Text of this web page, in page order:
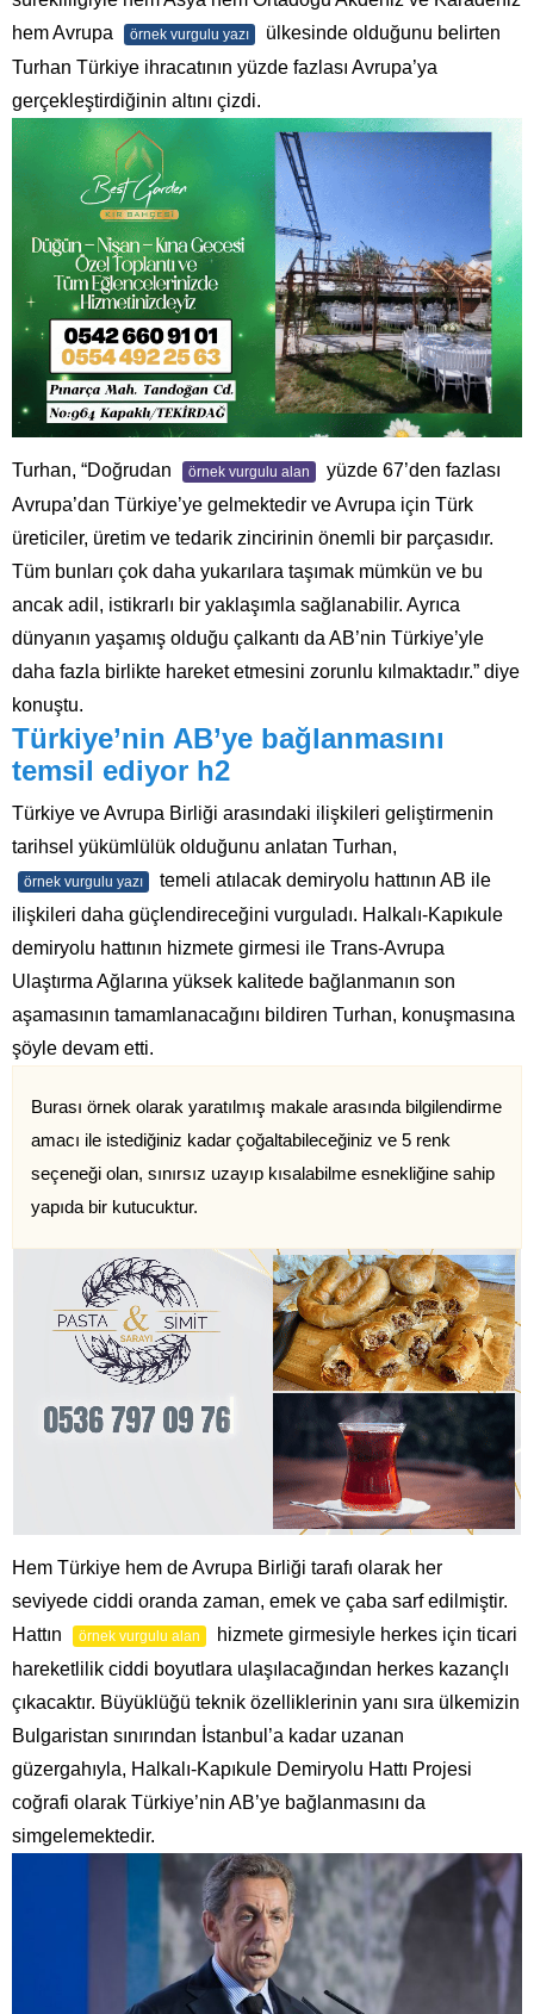
hem Avrupa
örnek vurgulu yazı
ülkesinde olduğunu belirten
Turhan Türkiye ihracatının yüzde fazlası Avrupa’ya
gerçekleştirdiğinin altını çizdi.
Turhan, “Doğrudan örnek vurgulu alan
yüzde 67’den fazlası
Avrupa’dan Türkiye’ye gelmektedir ve Avrupa için Türk
üreticiler, üretim ve tedarik zincirinin önemli bir parçasıdır.
Tüm bunları çok daha yukarılara taşımak mümkün ve bu
ancak adil, istikrarlı bir yaklaşımla sağlanabilir. Ayrıca
dünyanın yaşamış olduğu çalkantı da AB’nin Türkiye’yle
daha fazla birlikte hareket etmesini zorunlu kılmaktadır.” diye
konuştu.
Türkiye’nin AB’ye bağlanmasını
temsil ediyor h2
Türkiye ve Avrupa Birliği arasındaki ilişkileri geliştirmenin
tarihsel yükümlülük olduğunu anlatan Turhan,
örnek vurgulu yazı
temeli atılacak demiryolu hattının AB ile
ilişkileri daha güçlendireceğini vurguladı. Halkalı-Kapıkule
demiryolu hattının hizmete girmesi ile Trans-Avrupa
Ulaştırma Ağlarına yüksek kalitede bağlanmanın son
aşamasının tamamlanacağını bildiren Turhan, konuşmasına
şöyle devam etti.
Burası örnek olarak yaratılmış makale arasında bilgilendirme
amacı ile istediğiniz kadar çoğaltabileceğiniz ve 5 renk
seçeneği olan, sınırsız uzayıp kısalabilme esnekliğine sahip
yapıda bir kutucuktur.
Hem Türkiye hem de Avrupa Birliği tarafı olarak her
seviyede ciddi oranda zaman, emek ve çaba sarf edilmiştir.
Hattın
örnek vurgulu alan
hizmete girmesiyle herkes için ticari
hareketlilik ciddi boyutlara ulaşılacağından herkes kazançlı
çıkacaktır. Büyüklüğü teknik özelliklerinin yanı sıra ülkemizin
Bulgaristan sınırından İstanbul’a kadar uzanan
güzergahıyla, Halkalı-Kapıkule Demiryolu Hattı Projesi
coğrafi olarak Türkiye’nin AB’ye bağlanmasını da
simgelemektedir.